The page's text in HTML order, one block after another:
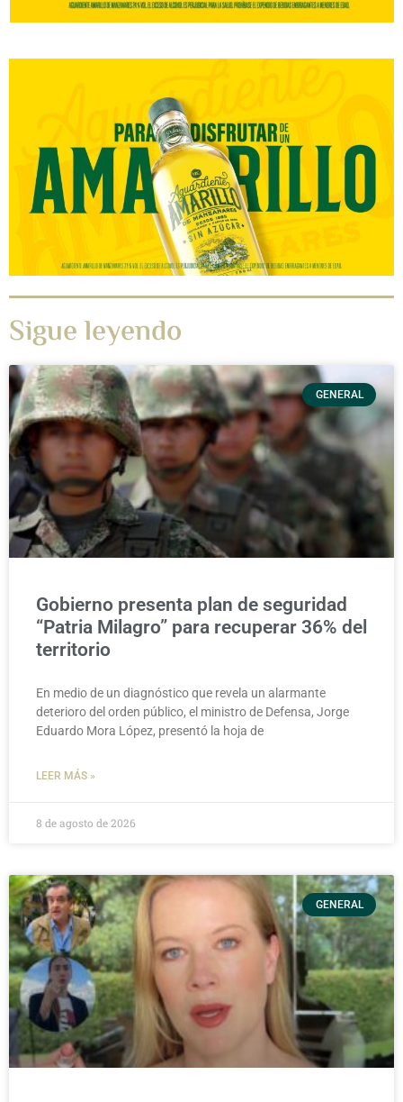
Sigue leyendo
GENERAL
Gobierno presenta plan de seguridad
“Patria Milagro” para recuperar 36% del
territorio
En medio de un diagnóstico que revela un alarmante
deterioro del orden público, el ministro de Defensa, Jorge
Eduardo Mora López, presentó la hoja de
LEER MÁS »
8 de agosto de 2026
GENERAL